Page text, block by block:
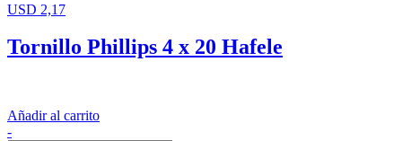
USD 2,17
Tornillo Phillips 4 x 20 Hafele
Añadir al carrito
-